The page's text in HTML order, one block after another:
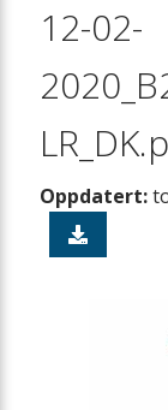
12-02-
Oppdatert: